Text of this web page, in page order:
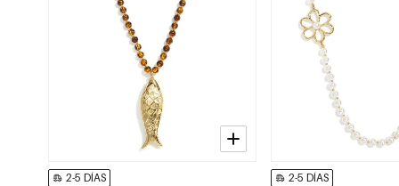
2-5 DÍAS 2-5 DÍAS